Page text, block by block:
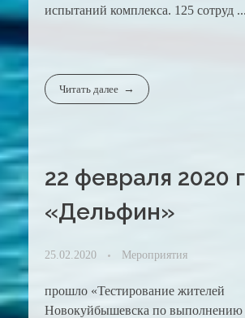
испытаний комплекса. 125 сотруд ...
Читать далее
22 февраля 2020
«Дельфин»
25.02.2020 Мероприятия
прошло «Тестирование жителей
Новокуйбышевска по выполнению